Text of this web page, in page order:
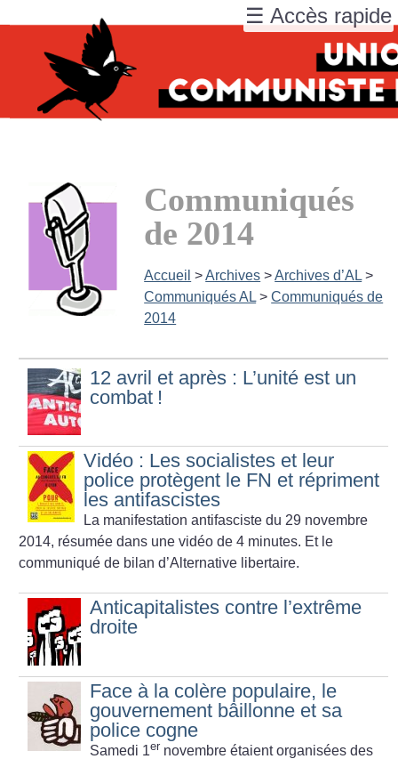
Communiqués
de 2014
Accueil >Archives >Archives d’AL >
Communiqués AL >Communiqués de
2014
12 avril et après : L’unité est un
combat !
Vidéo : Les socialistes et leur
police protègent le FN et répriment
les antifascistes
La manifestation antifasciste du 29 novembre
2014, résumée dans une vidéo de 4 minutes. Et le
communiqué de bilan d’Alternative libertaire.
Anticapitalistes contre l’extrême
droite
Face à la colère populaire, le
gouvernement bâillonne et sa
police cogne
Samedi 1er novembre étaient organisées des
☰ Accès rapide